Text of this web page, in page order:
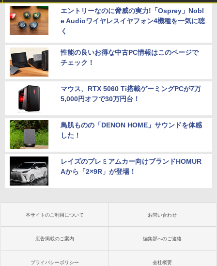
エントリーなのに脅威の実力!「Osprey」Nobl
e Audioワイヤレスイヤフォン4機種を一気に聴
く
性能の良いお得な中古PC情報はこのページで
チェック！
マウス、RTX 5060 Ti搭載ゲーミングPCが7万
5,000円オフで30万円台！
鳥肌ものの「DENON HOME」サウンドを体感
した！
レイズのプレミアムカー向けブランドHOMUR
Aから「2×9R」が登場！
本サイトのご利用について お問い合わせ
広告掲載のご案内 編集部へのご連絡
プライバシーポリシー 会社概要